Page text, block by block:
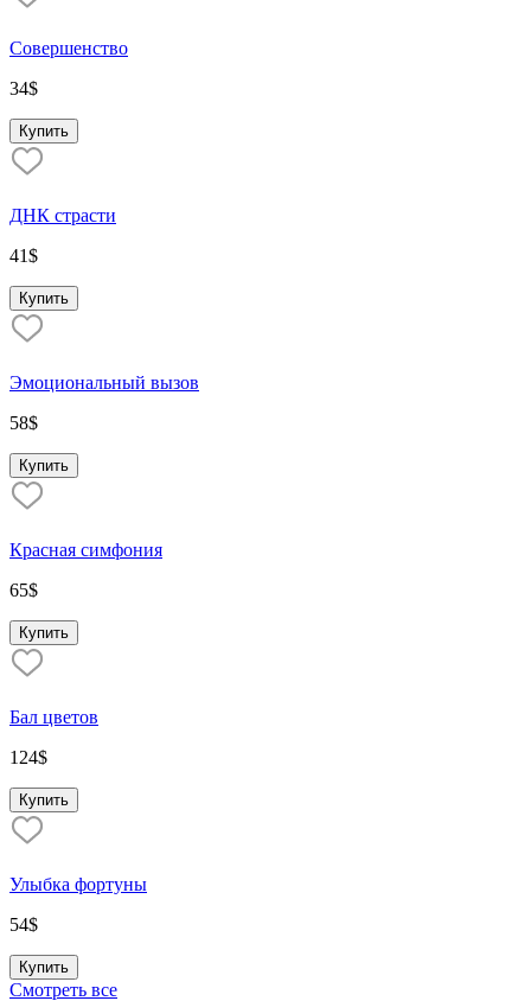
Совершенство
34$
Купить
ДНК страсти
41$
Купить
Эмоциональный вызов
58$
Купить
Красная симфония
65$
Купить
Бал цветов
124$
Купить
Улыбка фортуны
54$
Купить
Смотреть все